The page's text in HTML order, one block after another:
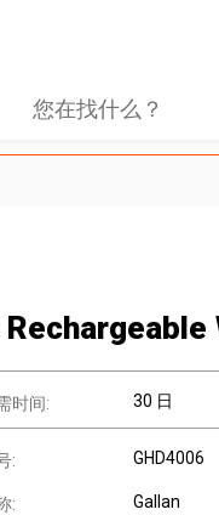
时间: 30 日
: GHD4006
: Gallan